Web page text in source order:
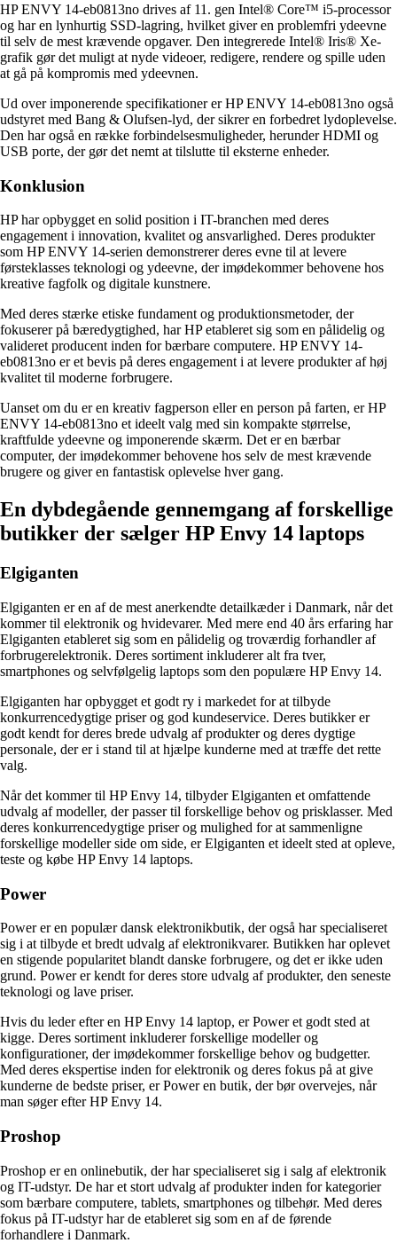
HP ENVY 14-eb0813no drives af 11. gen Intel® Core™ i5-processor
og har en lynhurtig SSD-lagring, hvilket giver en problemfri ydeevne
til selv de mest krævende opgaver. Den integrerede Intel® Iris® Xe-
grafik gør det muligt at nyde videoer, redigere, rendere og spille uden
at gå på kompromis med ydeevnen.
Ud over imponerende specifikationer er HP ENVY 14-eb0813no også
udstyret med Bang & Olufsen-lyd, der sikrer en forbedret lydoplevelse.
Den har også en række forbindelsesmuligheder, herunder HDMI og
USB porte, der gør det nemt at tilslutte til eksterne enheder.
Konklusion
HP har opbygget en solid position i IT-branchen med deres
engagement i innovation, kvalitet og ansvarlighed. Deres produkter
som HP ENVY 14-serien demonstrerer deres evne til at levere
førsteklasses teknologi og ydeevne, der imødekommer behovene hos
kreative fagfolk og digitale kunstnere.
Med deres stærke etiske fundament og produktionsmetoder, der
fokuserer på bæredygtighed, har HP etableret sig som en pålidelig og
valideret producent inden for bærbare computere. HP ENVY 14-
eb0813no er et bevis på deres engagement i at levere produkter af høj
kvalitet til moderne forbrugere.
Uanset om du er en kreativ fagperson eller en person på farten, er HP
ENVY 14-eb0813no et ideelt valg med sin kompakte størrelse,
kraftfulde ydeevne og imponerende skærm. Det er en bærbar
computer, der imødekommer behovene hos selv de mest krævende
brugere og giver en fantastisk oplevelse hver gang.
En dybdegående gennemgang af forskellige
butikker der sælger HP Envy 14 laptops
Elgiganten
Elgiganten er en af de mest anerkendte detailkæder i Danmark, når det
kommer til elektronik og hvidevarer. Med mere end 40 års erfaring har
Elgiganten etableret sig som en pålidelig og troværdig forhandler af
forbrugerelektronik. Deres sortiment inkluderer alt fra tver,
smartphones og selvfølgelig laptops som den populære HP Envy 14.
Elgiganten har opbygget et godt ry i markedet for at tilbyde
konkurrencedygtige priser og god kundeservice. Deres butikker er
godt kendt for deres brede udvalg af produkter og deres dygtige
personale, der er i stand til at hjælpe kunderne med at træffe det rette
valg.
Når det kommer til HP Envy 14, tilbyder Elgiganten et omfattende
udvalg af modeller, der passer til forskellige behov og prisklasser. Med
deres konkurrencedygtige priser og mulighed for at sammenligne
forskellige modeller side om side, er Elgiganten et ideelt sted at opleve,
teste og købe HP Envy 14 laptops.
Power
Power er en populær dansk elektronikbutik, der også har specialiseret
sig i at tilbyde et bredt udvalg af elektronikvarer. Butikken har oplevet
en stigende popularitet blandt danske forbrugere, og det er ikke uden
grund. Power er kendt for deres store udvalg af produkter, den seneste
teknologi og lave priser.
Hvis du leder efter en HP Envy 14 laptop, er Power et godt sted at
kigge. Deres sortiment inkluderer forskellige modeller og
konfigurationer, der imødekommer forskellige behov og budgetter.
Med deres ekspertise inden for elektronik og deres fokus på at give
kunderne de bedste priser, er Power en butik, der bør overvejes, når
man søger efter HP Envy 14.
Proshop
Proshop er en onlinebutik, der har specialiseret sig i salg af elektronik
og IT-udstyr. De har et stort udvalg af produkter inden for kategorier
som bærbare computere, tablets, smartphones og tilbehør. Med deres
fokus på IT-udstyr har de etableret sig som en af de førende
forhandlere i Danmark.